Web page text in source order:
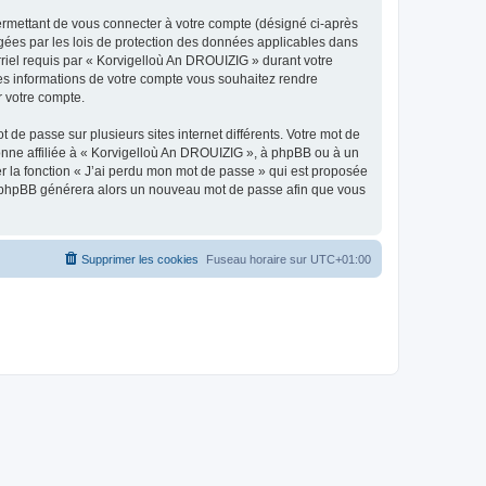
de vous connecter à votre compte (désigné ci-après
par les lois de protection des données applicables dans
requis par « Korvigelloù An DROUIZIG » durant votre
informations de votre compte vous souhaitez rendre
compte.
passe sur plusieurs sites internet différents. Votre mot de
affiliée à « Korvigelloù An DROUIZIG », à phpBB ou à un
fonction « J’ai perdu mon mot de passe » qui est proposée
générera alors un nouveau mot de passe afin que vous
Fuseau horaire sur UTC+01:00
Supprimer les cookies